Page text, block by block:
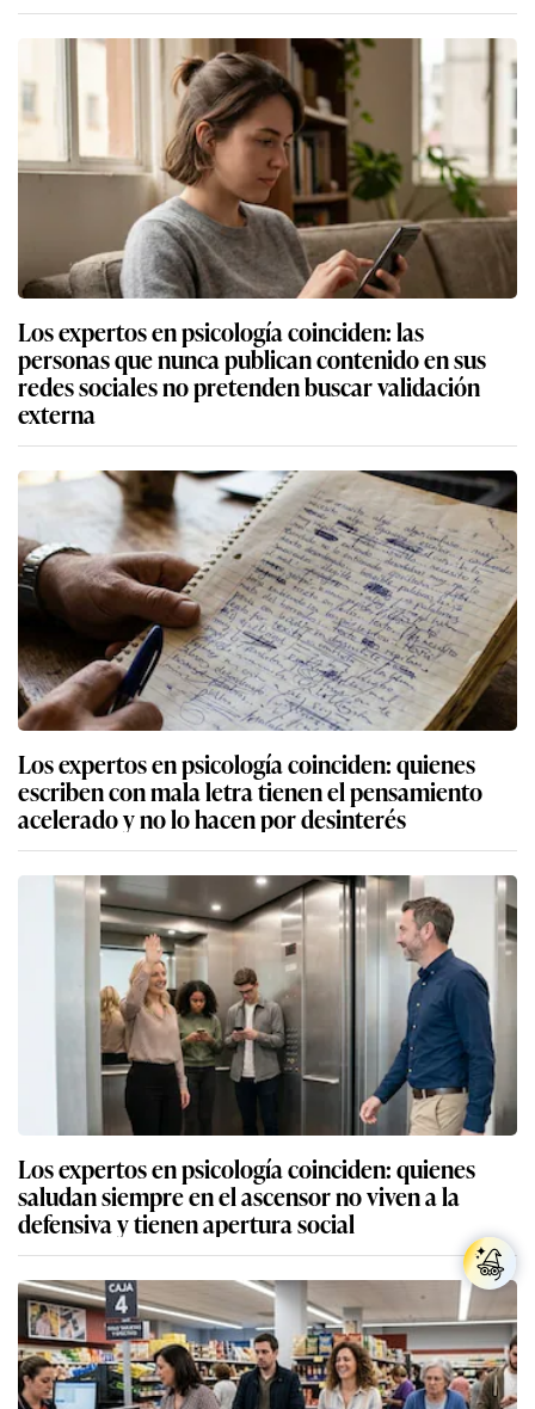
Los expertos en psicología coinciden: las
personas que nunca publican contenido en sus
redes sociales no pretenden buscar validación
externa
Los expertos en psicología coinciden: quienes
escriben con mala letra tienen el pensamiento
acelerado y no lo hacen por desinterés
Los expertos en psicología coinciden: quienes
saludan siempre en el ascensor no viven a la
defensiva y tienen apertura social